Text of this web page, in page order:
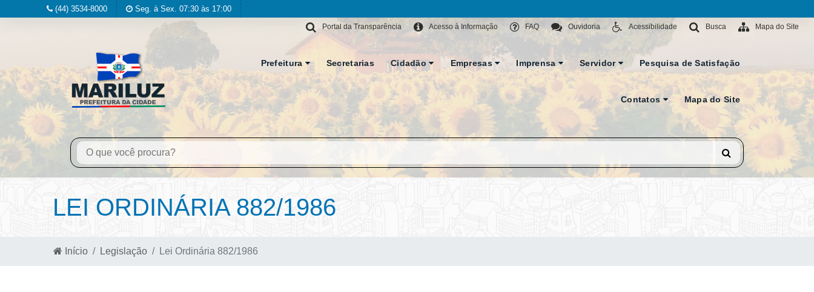
(44) 3534-8000 Seg. à Sex. 07:30 às 17:00
Mapa do Site
Busca
Acessibilidade
Ouvidoria
FAQ
Acesso à Informação
Portal da Transparência
Prefeitura Secretarias Cidadão Empresas Imprensa Servidor Pesquisa de Satisfação
Contatos Mapa do Site
LEI ORDINÁRIA 882/1986
Início Legislação Lei Ordinária 882/1986